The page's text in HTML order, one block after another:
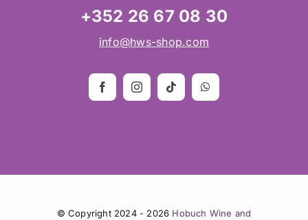
+352 26 67 08 30
info@hws-shop.com
© Copyright 2024 - 2026 Hobuch Wine and